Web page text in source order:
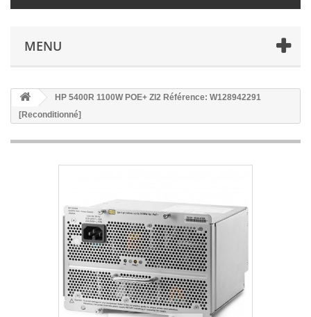
MENU
HP 5400R 1100W POE+ Zl2 Référence: W128942291
[Reconditionné]